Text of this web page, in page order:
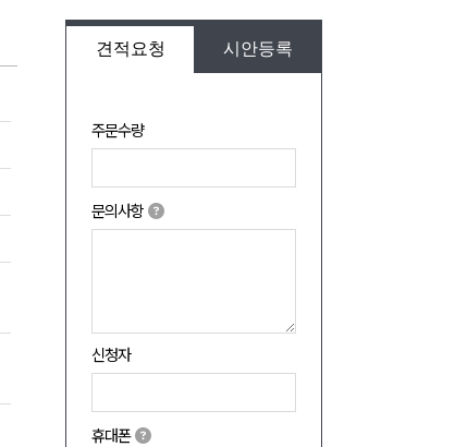
견적요청 시안등록
주문수량
문의사항
신청자
휴대폰